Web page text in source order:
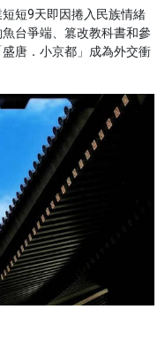
短9天即因捲入民族情緒
台爭端、篡改教科書和參
唐．小京都」成為外交衝